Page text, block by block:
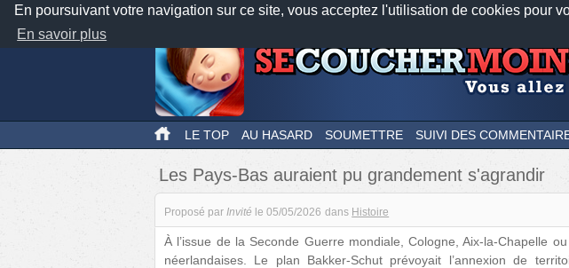
En poursuivant votre navigation sur ce site, vous acceptez l'utilisation de cookies pour
En savoir plus
Nos applications
LE TOP AU HASARD SOUMETTRE SUIVI DES
Les Pays-Bas auraient pu grandement s'agrandir
Proposé par Invité le 05/05/2026 dans Histoire
À l’issue de la Seconde Guerre mondiale, Cologne, Aix-la-Chapelle
néerlandaises. Le plan Bakker-Schut prévoyait l’annexion de